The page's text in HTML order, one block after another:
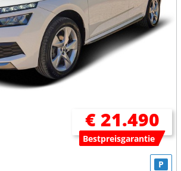
€ 21.490
Bestpreisgarantie
P